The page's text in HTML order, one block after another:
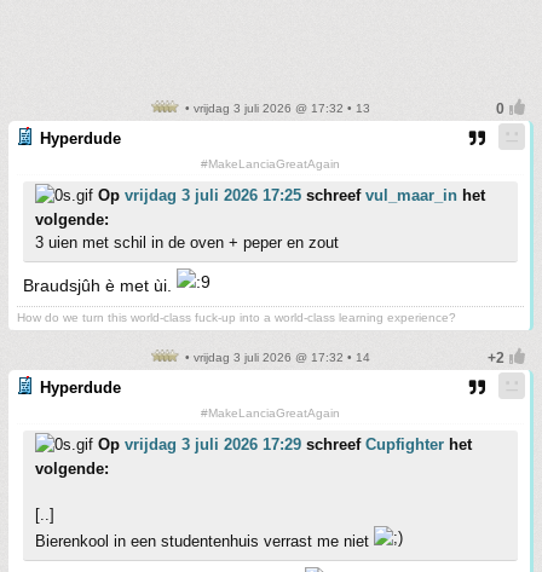
• vrijdag 3 juli 2026 @ 17:32 • 13
Hyperdude
#MakeLanciaGreatAgain
Op vrijdag 3 juli 2026 17:25 schreef vul_maar_in het
volgende:
3 uien met schil in de oven + peper en zout
Braudsjûh è met ùi.
How do we turn this world-class fuck-up into a world-class learning experience?
• vrijdag 3 juli 2026 @ 17:32 • 14
Hyperdude
#MakeLanciaGreatAgain
Op vrijdag 3 juli 2026 17:29 schreef Cupfighter het
volgende:
[..]
Bierenkool in een studentenhuis verrast me niet